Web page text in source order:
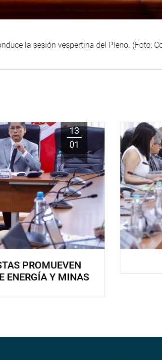
la sesión vespertina del Pleno. (Foto:
13
01
PROMUEVEN
ENERGÍA Y MINAS